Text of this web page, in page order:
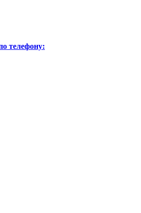
телефону: